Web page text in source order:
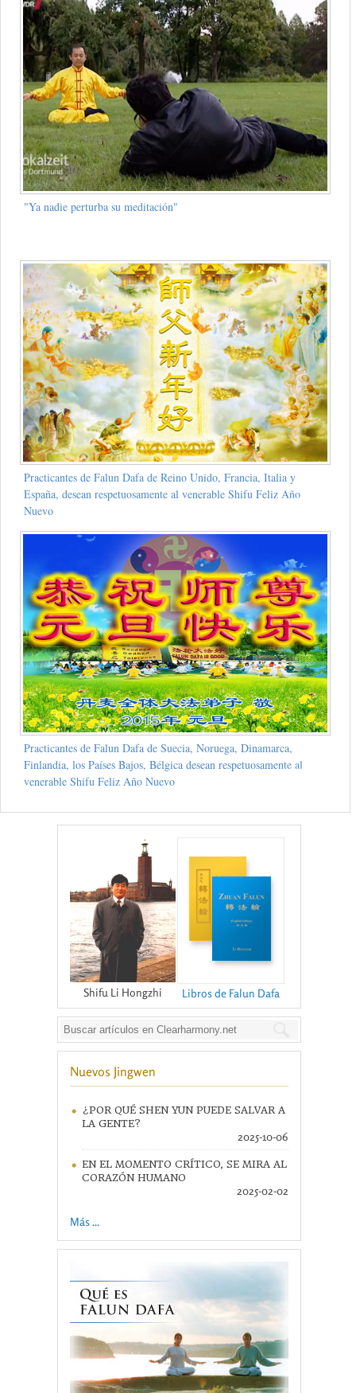
"Ya nadie perturba su meditación"
Practicantes de Falun Dafa de Reino Unido, Francia, Italia y
España, desean respetuosamente al venerable Shifu Feliz Año
Nuevo
Practicantes de Falun Dafa de Suecia, Noruega, Dinamarca,
Finlandia, los Países Bajos, Bélgica desean respetuosamente al
venerable Shifu Feliz Año Nuevo
Shifu Li Hongzhi Libros de Falun Dafa
Nuevos Jingwen
¿POR QUÉ SHEN YUN PUEDE SALVAR A
LA GENTE?
2025-10-06
EN EL MOMENTO CRÍTICO, SE MIRA AL
CORAZÓN HUMANO
2025-02-02
Más ...